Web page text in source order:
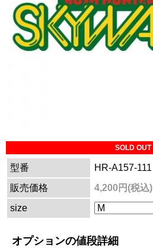
SOLD OUT
型番
HR-A157-111
販売価格
4,200円(税込)
size
オプションの値段詳細